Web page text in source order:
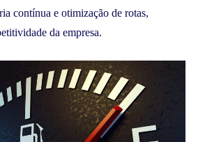
contínua e otimização de rotas,
da empresa.